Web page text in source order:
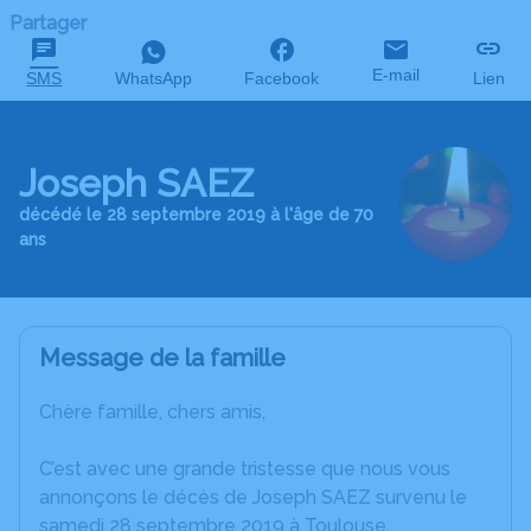
Partager
SMS WhatsApp Facebook E-mail Lien
Joseph SAEZ
décédé le 28 septembre 2019 à l'âge de 70
ans
Message de la famille
Chère famille, chers amis,
C’est avec une grande tristesse que nous vous
annonçons le décès de Joseph SAEZ survenu le
samedi 28 septembre 2019 à Toulouse.